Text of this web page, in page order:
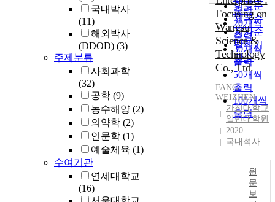
국내박사
(11)
해외박사
(DDOD) (3)
주제분류
사회과학
(32)
공학 (9)
농수해양 (2)
의약학 (2)
인문학 (1)
예술체육 (1)
수여기관
연세대학교
(16)
연도순
제목순
저자순
발행기
관순
출력
20개씩
출력
30개씩
출력
50개씩
출력
100개씩
출력
Focusing on
Wangsu
Science &
Technology
Co., Ltd.
FANG
WEIZHEN
가천대학교
일반대학원
2020
국내석사
원
문
보